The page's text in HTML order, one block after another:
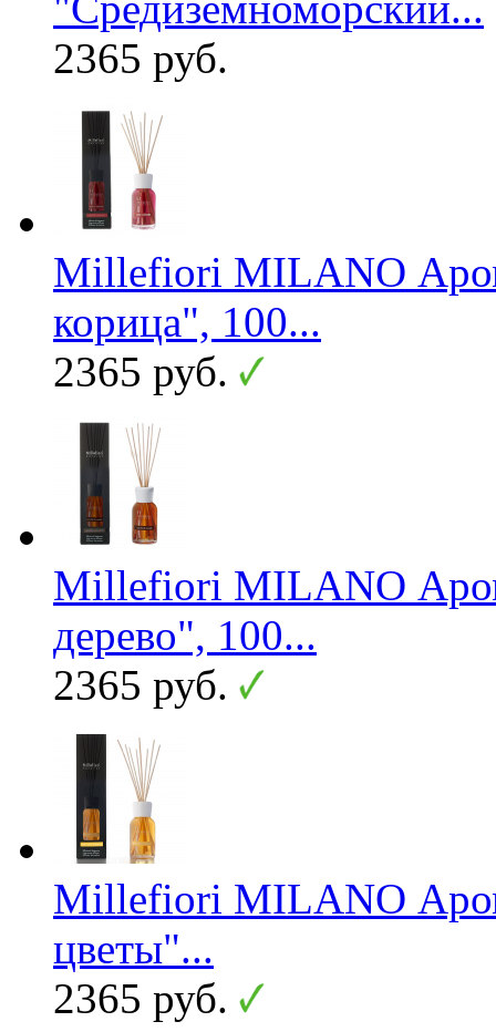
2365 руб.
Millefiori MILANO
корица", 100...
2365 руб.
Millefiori MILANO
дерево", 100...
2365 руб.
Millefiori MILANO
цветы"...
2365 руб.